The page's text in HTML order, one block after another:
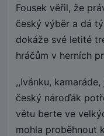
Fousek věřil, že
český výběr a dá
dokáže své letité
hráčům v herních
,,Ivánku,
český nároďák
větu berte ve
mohla proběhnout